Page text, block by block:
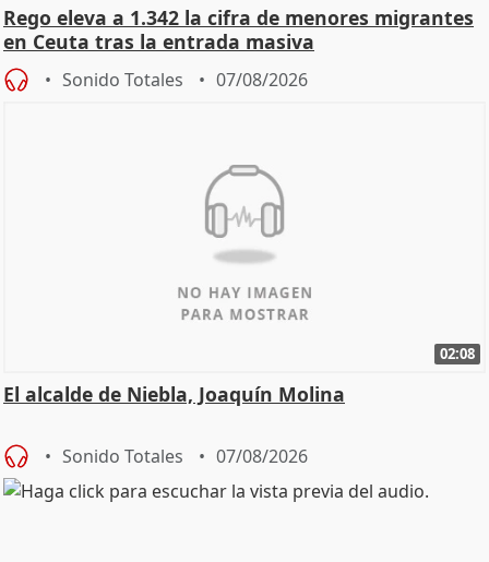
Rego eleva a 1.342 la cifra de menores migrantes
en Ceuta tras la entrada masiva
Sonido Totales 07/08/2026
02:08
El alcalde de Niebla, Joaquín Molina
Sonido Totales 07/08/2026